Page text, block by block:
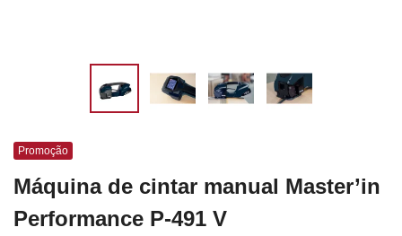
Máquina de cintar manual Master’in
Performance P-491 V
Promoção